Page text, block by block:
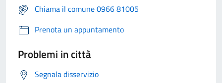
Chiama il comune 0966 81005
Prenota un appuntamento
Problemi in città
Segnala disservizio